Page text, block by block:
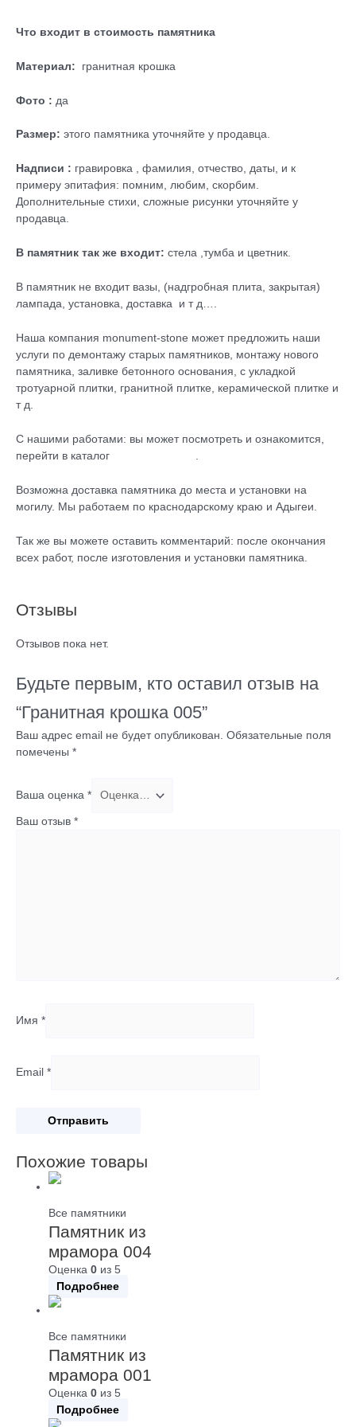
Что входит в стоимость памятника
Материал: гранитная крошка
Фото : да
Размер: этого памятника уточняйте у продавца.
Надписи : гравировка , фамилия, отчество, даты, и к
примеру эпитафия: помним, любим, скорбим.
Дополнительные стихи, сложные рисунки уточняйте у
продавца.
В памятник так же входит: стела ,тумба и цветник.
В памятник не входит вазы, (надгробная плита, закрытая)
лампада, установка, доставка и т д….
Наша компания monument-stone может предложить наши
услуги по демонтажу старых памятников, монтажу нового
памятника, заливке бетонного основания, с укладкой
тротуарной плитки, гранитной плитке, керамической плитке и
т д.
С нашими работами: вы может посмотреть и ознакомится,
перейти в каталог
Возможна доставка памятника до места и установки на
могилу. Мы работаем по краснодарскому краю и Адыгеи.
Так же вы можете оставить комментарий: после окончания
всех работ, после изготовления и установки памятника.
Отзывы
Отзывов пока нет.
Будьте первым, кто оставил отзыв на
“Гранитная крошка 005”
Ваш адрес email не будет опубликован. Обязательные поля
помечены *
Ваша оценка *
Ваш отзыв *
Имя *
Email *
Похожие товары
Все памятники
Памятник из
мрамора 004
Оценка0 из 5
Подробнее
Все памятники
Памятник из
мрамора 001
Оценка0 из 5
Подробнее